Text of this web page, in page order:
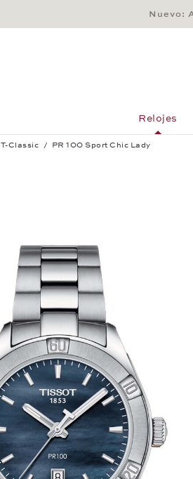
Nuevo:
Relojes
T-Classic PR 100 Sport Chic Lady